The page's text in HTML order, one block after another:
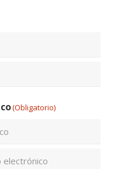
(Obligatorio)